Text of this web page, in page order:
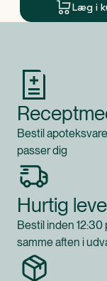
Læg i
Bestil
passer dig
Hurtig
Bestil inden
samme aften i